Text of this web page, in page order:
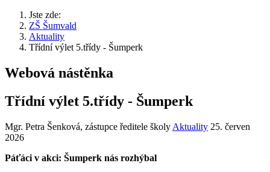
Jste zde:
ZŠ Šumvald
Aktuality
Třídní výlet 5.třídy - Šumperk
Webová nástěnka
Třídní výlet 5.třídy - Šumperk
Mgr. Petra Šenková, zástupce ředitele školy Aktuality 25. červen
2026
Páťáci v akci: Šumperk nás rozhýbal